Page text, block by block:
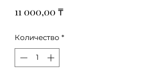
11 000,00 ₸Цена
Количество *